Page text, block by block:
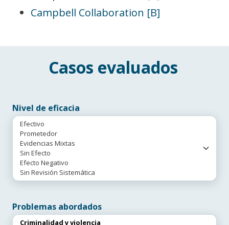
Campbell Collaboration [B]
Casos evaluados
Nivel de eficacia
Problemas abordados